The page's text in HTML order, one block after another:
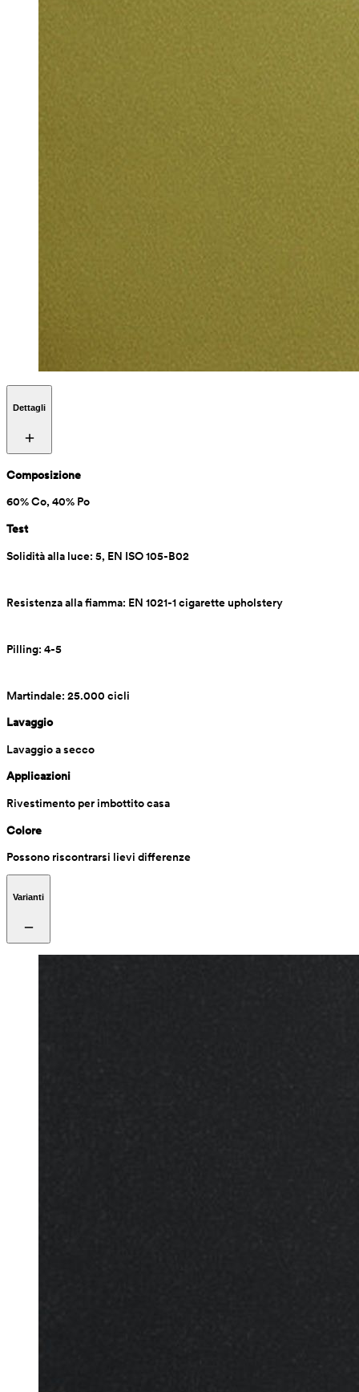
Dettagli
Composizione
60% Co, 40% Po
Test
Solidità alla luce: 5, EN ISO 105-B02
Resistenza alla fiamma: EN 1021-1 cigarette upholstery
Pilling: 4-5
Martindale: 25.000 cicli
Lavaggio
Lavaggio a secco
Applicazioni
Rivestimento per imbottito casa
Colore
Possono riscontrarsi lievi differenze
Varianti